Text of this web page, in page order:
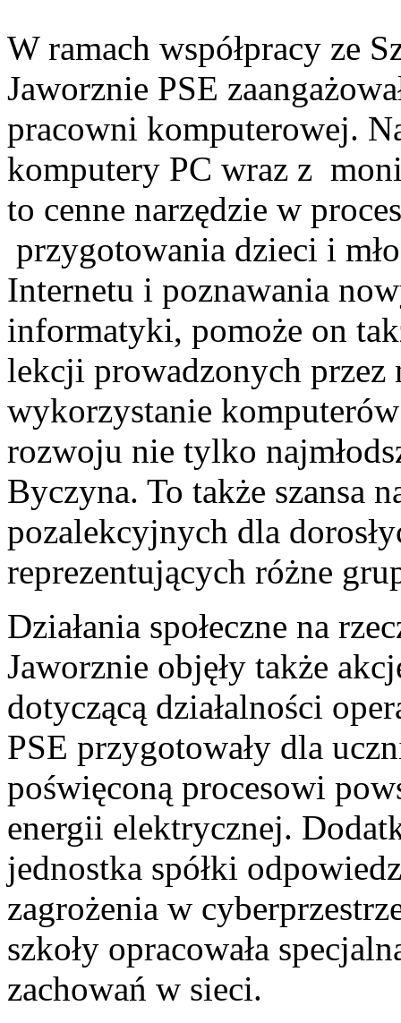
W ramach współpracy ze
Jaworznie PSE
pracowni komputerowej.
komputery PC wraz z
to cenne narzędzie w
przygotowania dzieci i
Internetu i poznawania
informatyki, pomoże on
lekcji prowadzonych przez
wykorzystanie
rozwoju nie tylko
Byczyna. To także szansa
pozalekcyjnych dla
reprezentujących różne
Działania społeczne na
Jaworznie objęły także
dotyczącą działalności
PSE przygotowały dla
poświęconą procesowi
energii elektrycznej.
jednostka spółki
zagrożenia w
szkoły opracowała
zachowań w sieci.